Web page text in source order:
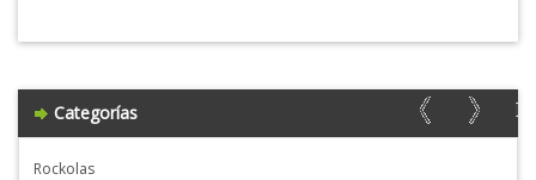
Categorías
Rockolas